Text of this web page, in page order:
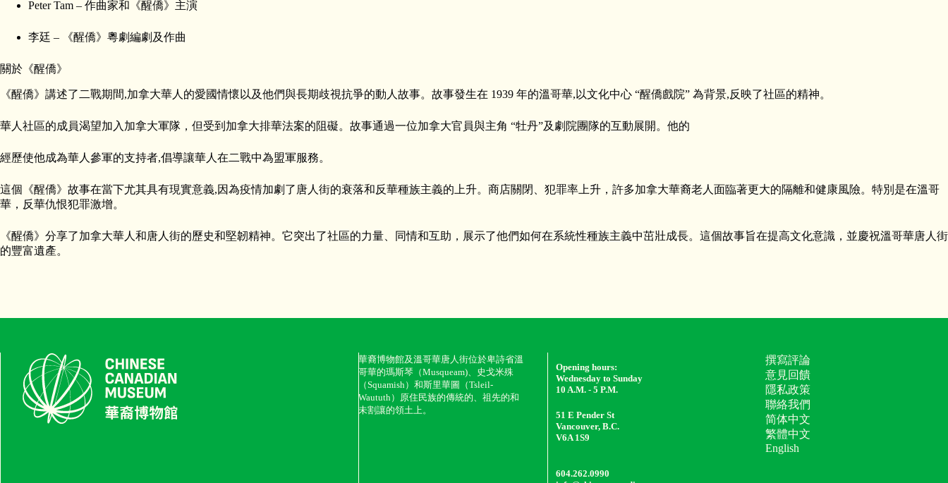
Peter Tam – 作曲家和《醒僑》主演
李廷 – 《醒僑》粵劇編劇及作曲
關於《醒僑》
《醒僑》講述了二戰期間,加拿大華人的愛國情懷以及他們與長期歧視抗爭的動人故事。故事發生在 1939 年的溫哥華,以文化中心 “醒僑戲院” 為背景,反映了社區的精神。
華人社區的成員渴望加入加拿大軍隊，但受到加拿大排華法案的阻礙。故事通過一位加拿大官員與主角 “牡丹”及劇院團隊的互動展開。他的
經歷使他成為華人參軍的支持者,倡導讓華人在二戰中為盟軍服務。
這個《醒僑》故事在當下尤其具有現實意義,因為疫情加劇了唐人街的衰落和反華種族主義的上升。商店關閉、犯罪率上升，許多加拿大華裔老人面臨著更大的隔離和健康風險。特別是在溫哥
華，反華仇恨犯罪激增。
《醒僑》分享了加拿大華人和唐人街的歷史和堅韌精神。它突出了社區的力量、同情和互助，展示了他們如何在系統性種族主義中茁壯成長。這個故事旨在提高文化意識，並慶祝溫哥華唐人街
的豐富遺產。
華裔博物館及溫哥華唐人街位於卑詩省溫
哥華的瑪斯琴（Musqueam)、史戈米殊
（Squamish）和斯里華圖（Tsleil-
Waututh）原住民族的傳統的、祖先的和
未割讓的領土上。
Opening hours:
Wednesday to Sunday
10 A.M. - 5 P.M.
51 E Pender St
Vancouver, B.C.
V6A 1S9
604.262.0990
撰寫評論
意見回饋
隱私政策
聯絡我們
简体中文
繁體中文
English